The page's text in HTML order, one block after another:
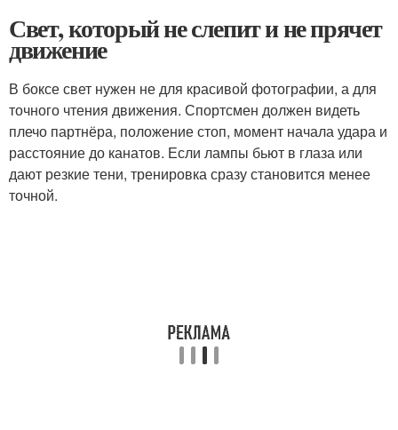
Свет, который не слепит и не прячет
движение
В боксе свет нужен не для красивой фотографии, а для
точного чтения движения. Спортсмен должен видеть
плечо партнёра, положение стоп, момент начала удара и
расстояние до канатов. Если лампы бьют в глаза или
дают резкие тени, тренировка сразу становится менее
точной.